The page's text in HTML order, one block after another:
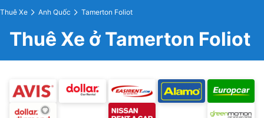
Thuê Xe Anh Quốc Tamerton Foliot
Thuê Xe ở Tamerton Foliot